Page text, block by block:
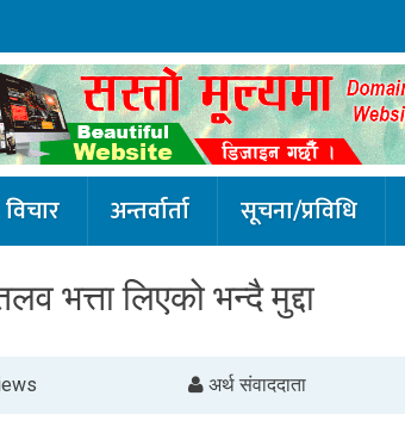
विचार अन्तर्वार्ता सूचना/प्रविधि
भत्ता लिएको भन्दै मुद्दा
अर्थ संवाददाता